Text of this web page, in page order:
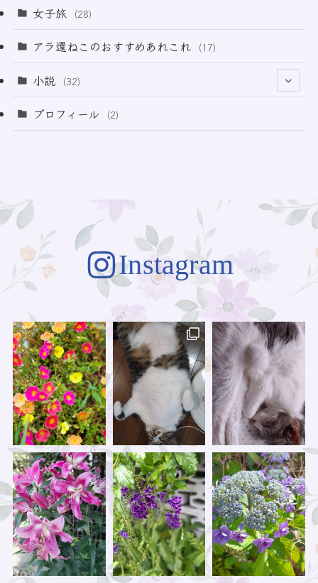
(3)
(21)
(73)
女子旅 (28)
アラ還ねこのおすすめあれこれ (17)
小説 (32)
プロフィール (2)
Instagram